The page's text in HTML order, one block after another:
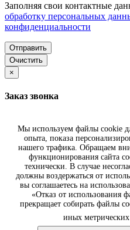
Мы используем файлы cookie
опыта, показа
нашего трафика. Обращаем
функционирования сайта
технически. В случае
должны воздержаться от
вы соглашаетесь на
«Отказ от использования
прекращает собирать файлы
иных
Заполняя свои контактные
обработку персональных
конфиденциальности
Отправить
Очистить
×
Заказ звонка
Телефон
Заполняя свои контактные
обработку персональных
конфиденциальности